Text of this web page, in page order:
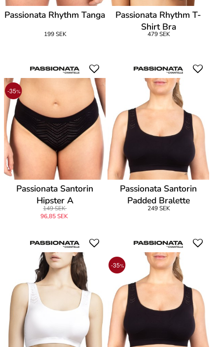
Passionata Rhythm Tanga
199 SEK
Passionata Rhythm T-
Shirt Bra
479 SEK
-35%
Passionata Santorin
Hipster A
149 SEK
96,85 SEK
Passionata Santorin
Padded Bralette
249 SEK
-35%